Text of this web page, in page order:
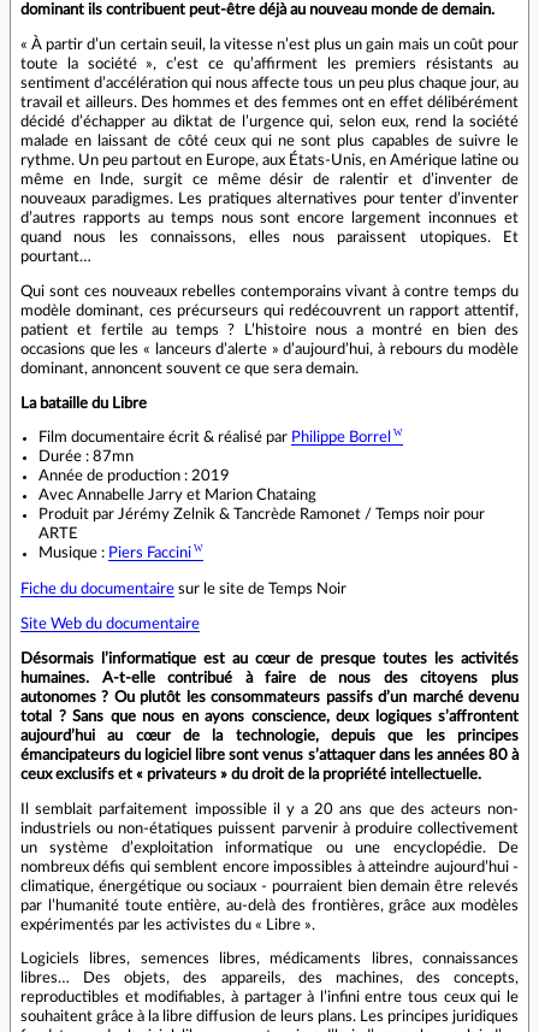
dominant ils contribuent peut-être déjà au nouveau monde de demain.
« À partir d’un certain seuil, la vitesse n’est plus un gain mais un coût pour
toute la société », c’est ce qu’affirment les premiers résistants au
sentiment d’accélération qui nous affecte tous un peu plus chaque jour, au
travail et ailleurs. Des hommes et des femmes ont en effet délibérément
décidé d’échapper au diktat de l’urgence qui, selon eux, rend la société
malade en laissant de côté ceux qui ne sont plus capables de suivre le
rythme. Un peu partout en Europe, aux États-Unis, en Amérique latine ou
même en Inde, surgit ce même désir de ralentir et d’inventer de
nouveaux paradigmes. Les pratiques alternatives pour tenter d’inventer
d’autres rapports au temps nous sont encore largement inconnues et
quand nous les connaissons, elles nous paraissent utopiques. Et
pourtant…
Qui sont ces nouveaux rebelles contemporains vivant à contre temps du
modèle dominant, ces précurseurs qui redécouvrent un rapport attentif,
patient et fertile au temps ? L’histoire nous a montré en bien des
occasions que les « lanceurs d’alerte » d’aujourd’hui, à rebours du modèle
dominant, annoncent souvent ce que sera demain.
La bataille du Libre
Film documentaire écrit & réalisé par Philippe Borrel
Durée : 87mn
Année de production : 2019
Avec Annabelle Jarry et Marion Chataing
Produit par Jérémy Zelnik & Tancrède Ramonet / Temps noir pour
ARTE
Musique : Piers Faccini
Fiche du documentaire sur le site de Temps Noir
Site Web du documentaire
Désormais l’informatique est au cœur de presque toutes les activités
humaines. A-t-elle contribué à faire de nous des citoyens plus
autonomes ? Ou plutôt les consommateurs passifs d’un marché devenu
total ? Sans que nous en ayons conscience, deux logiques s’aﬀrontent
aujourd’hui au cœur de la technologie, depuis que les principes
émancipateurs du logiciel libre sont venus s’attaquer dans les années 80 à
ceux exclusifs et « privateurs » du droit de la propriété intellectuelle.
Il semblait parfaitement impossible il y a 20 ans que des acteurs non-
industriels ou non-étatiques puissent parvenir à produire collectivement
un système d’exploitation informatique ou une encyclopédie. De
nombreux déﬁs qui semblent encore impossibles à atteindre aujourd’hui -
climatique, énergétique ou sociaux - pourraient bien demain être relevés
par l’humanité toute entière, au-delà des frontières, grâce aux modèles
expérimentés par les activistes du « Libre ».
Logiciels libres, semences libres, médicaments libres, connaissances
libres… Des objets, des appareils, des machines, des concepts,
reproductibles et modiﬁables, à partager à l’inﬁni entre tous ceux qui le
souhaitent grâce à la libre diﬀusion de leurs plans. Les principes juridiques